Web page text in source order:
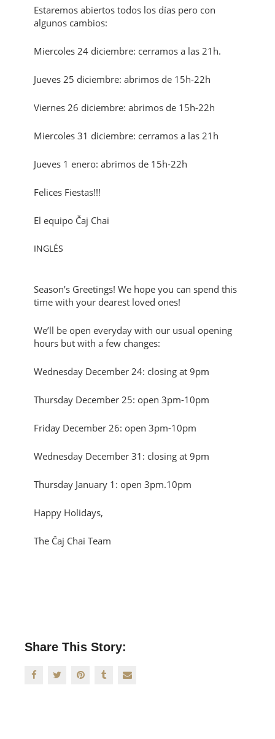
Estaremos abiertos todos los días pero con
algunos cambios:
Miercoles 24 diciembre: cerramos a las 21h.
Jueves 25 diciembre: abrimos de 15h-22h
Viernes 26 diciembre: abrimos de 15h-22h
Miercoles 31 diciembre: cerramos a las 21h
Jueves 1 enero: abrimos de 15h-22h
Felices Fiestas!!!
El equipo Čaj Chai
INGLÉS
Season’s Greetings! We hope you can spend this
time with your dearest loved ones!
We’ll be open everyday with our usual opening
hours but with a few changes:
Wednesday December 24: closing at 9pm
Thursday December 25: open 3pm-10pm
Friday December 26: open 3pm-10pm
Wednesday December 31: closing at 9pm
Thursday January 1: open 3pm.10pm
Happy Holidays,
The Čaj Chai Team
Share This Story: